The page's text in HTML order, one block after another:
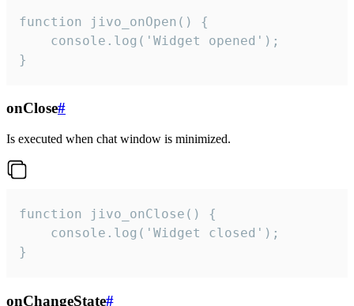
function jivo_onOpen() {
    console.log('Widget opened');
}
onClose#
Is executed when chat window is minimized.
function jivo_onClose() {
    console.log('Widget closed');
}
onChangeState#